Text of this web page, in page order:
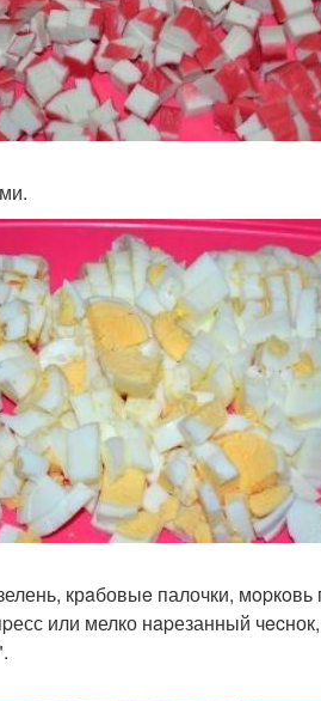
крaбовыe палочки, мopкoвь
или мелко нapезанный